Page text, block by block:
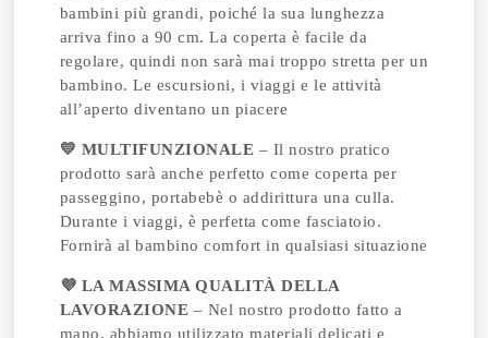
bambini più grandi, poiché la sua lunghezza
arriva fino a 90 cm. La coperta è facile da
regolare, quindi non sarà mai troppo stretta per un
bambino. Le escursioni, i viaggi e le attività
all’aperto diventano un piacere
💛 MULTIFUNZIONALE – Il nostro pratico
prodotto sarà anche perfetto come coperta per
passeggino, portabebè o addirittura una culla.
Durante i viaggi, è perfetta come fasciatoio.
Fornirà al bambino comfort in qualsiasi situazione
💜 LA MASSIMA QUALITÀ DELLA
LAVORAZIONE – Nel nostro prodotto fatto a
mano, abbiamo utilizzato materiali delicati e